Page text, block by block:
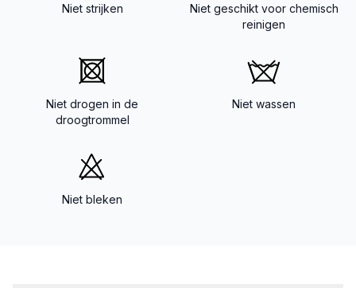
Niet strijken
Niet geschikt voor chemisch
reinigen
Niet drogen in de
droogtrommel
Niet wassen
Niet bleken